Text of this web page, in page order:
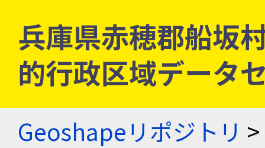
兵庫県赤穂郡船坂
的行政区域データ
Geoshapeリポジトリ >